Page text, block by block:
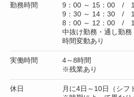
勤務時間
9：00 ～ 15：00 /
9：30 ～ 14：30 /
8：00 ～ 12：00 /
中抜け勤務・通し勤
時間変動あり
実働時間
4～8時間
※残業あり
休日
月に4日～10日（シフ